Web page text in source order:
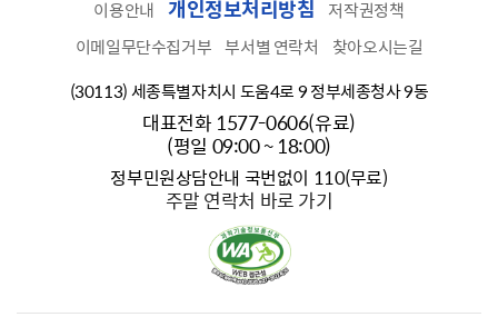
이용안내 개인정보처리방침
저작권정책
이메일무단수집거부 부서별 연락처
찾아오시는길
(30113) 세종특별자치시 도움4로 9 정부세종청사 9동
대표전화 1577-0606(유료)
(평일 09:00 ~ 18:00)
정부민원상담안내 국번없이 110(무료)
주말 연락처 바로 가기